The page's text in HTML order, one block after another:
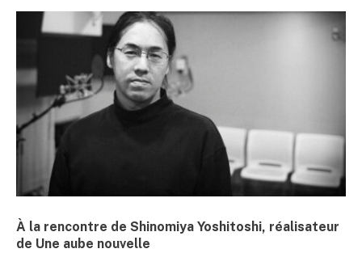
À la rencontre de Shinomiya Yoshitoshi, réalisateur
de Une aube nouvelle